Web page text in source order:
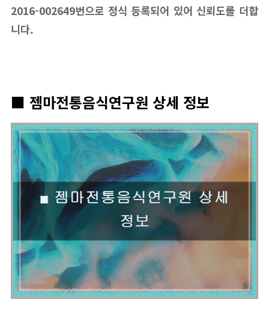
2016-002649번으로 정식 등록되어 있어 신뢰도를 더합
니다.
■ 젬마전통음식연구원 상세 정보